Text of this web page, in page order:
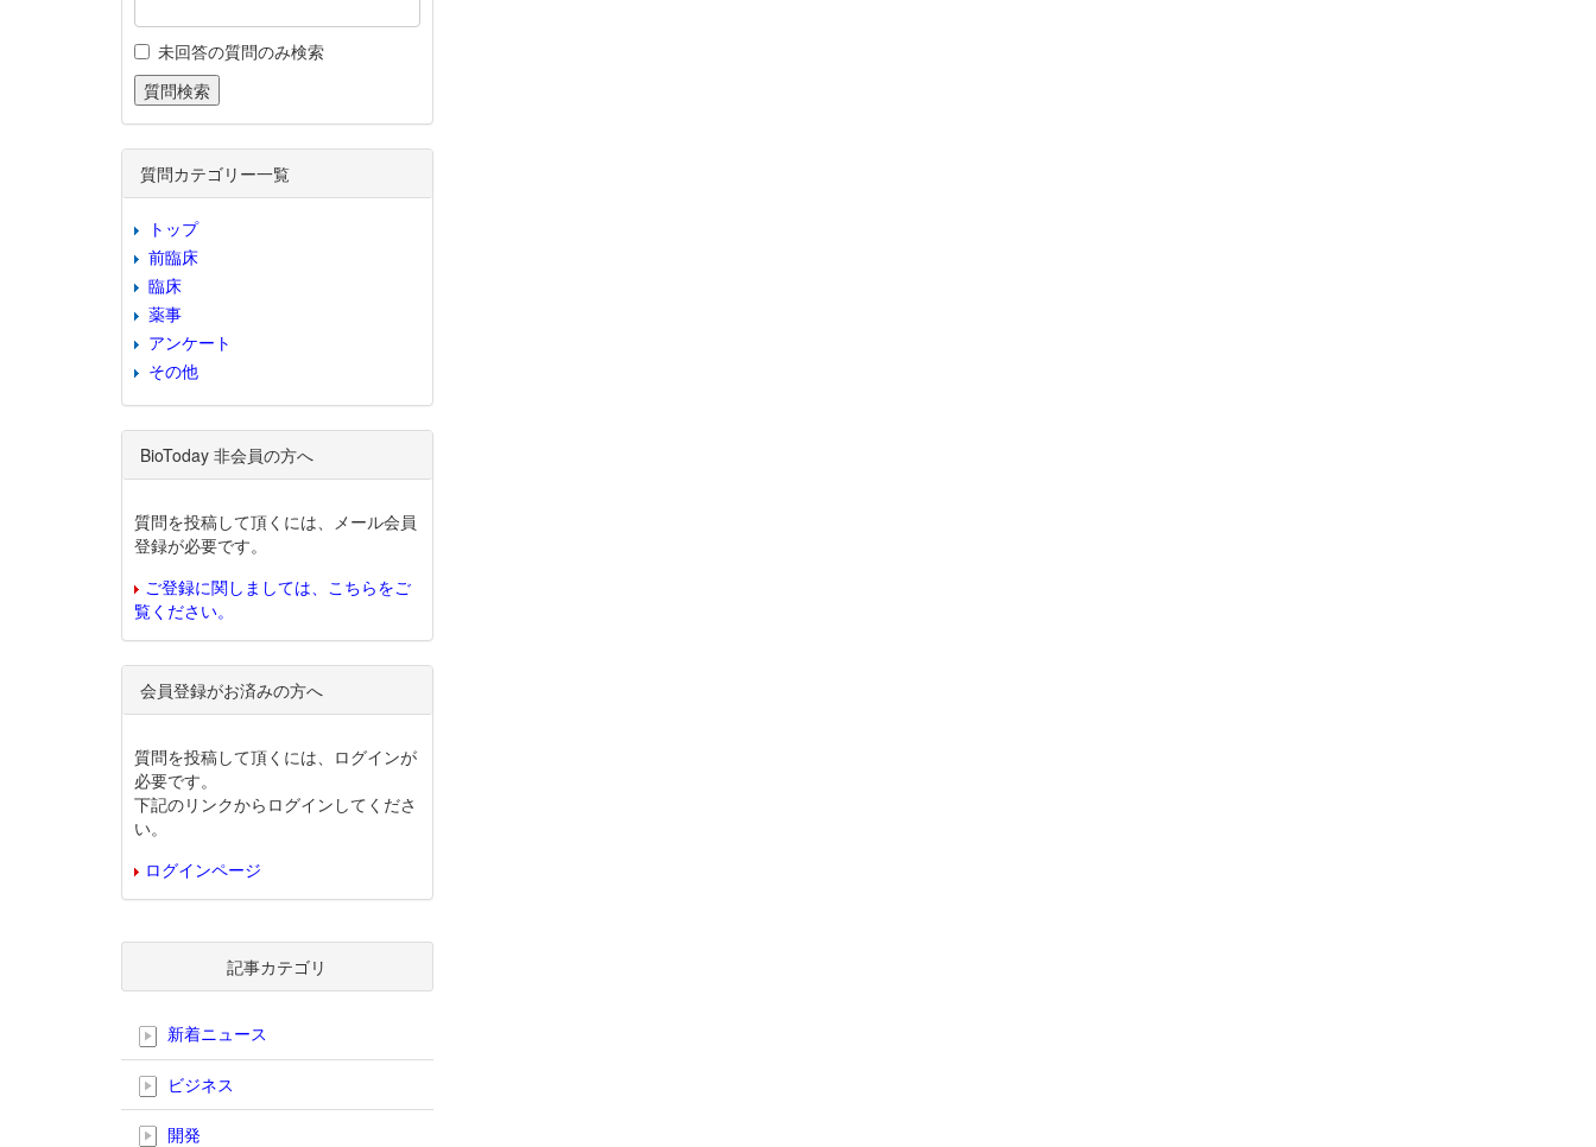
未回答の質問のみ検索
質問カテゴリー一覧
トップ
前臨床
臨床
薬事
アンケート
その他
BioToday 非会員の方へ
質問を投稿して頂くには、メール会員
登録が必要です。
ご登録に関しましては、こちらをご
覧ください。
会員登録がお済みの方へ
質問を投稿して頂くには、ログインが
必要です。
下記のリンクからログインしてくださ
い。
ログインページ
記事カテゴリ
新着ニュース
ビジネス
開発